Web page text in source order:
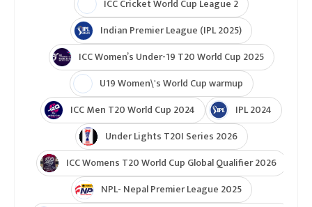
ICC Cricket World Cup League 2
Indian Premier League (IPL 2025)
ICC Women’s Under-19 T20 World Cup 2025
U19 Women\'s World Cup warmup
ICC Men T20 World Cup 2024
IPL 2024
Under Lights T20I Series 2026
ICC Womens T20 World Cup Global Qualifier 2026
NPL- Nepal Premier League 2025